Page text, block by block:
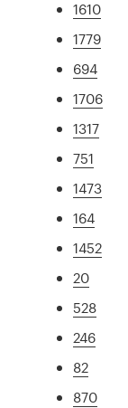
1610
1779
694
1706
1317
751
1473
164
1452
20
528
246
82
870